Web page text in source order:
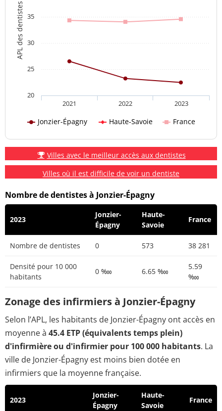
APL des dentistes
Jonzier-Épagny Haute-Savoie France
2021 2022 2023
20
25
30
35
Villes avec le meilleur accès aux dentistes
Villes où il est difficile de voir un dentiste
Nombre de dentistes à Jonzier-Épagny
2023
Jonzier-
Épagny
Haute-
Savoie
France
Nombre de dentistes 0 573 38 281
Densité pour 10 000
habitants
0 ‱ 6.65 ‱
5.59
‱
Zonage des infirmiers à Jonzier-Épagny
Selon l’APL, les habitants de Jonzier-Épagny ont accès en
moyenne à 45.4 ETP (équivalents temps plein)
d'infirmière ou d'infirmier pour 100 000 habitants. La
ville de Jonzier-Épagny est moins bien dotée en
infirmiers que la moyenne française.
2023
Jonzier-
Épagny
Haute-
Savoie
France